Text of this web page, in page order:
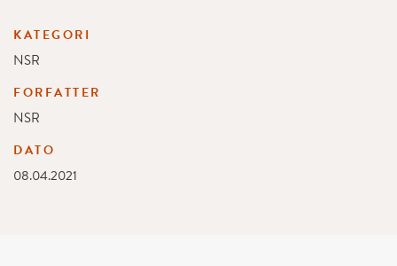
KATEGORI
NSR
FORFATTER
NSR
DATO
08.04.2021